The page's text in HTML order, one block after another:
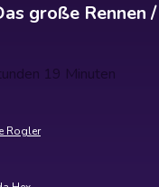
große Rennen
19 Minuten
Rogler